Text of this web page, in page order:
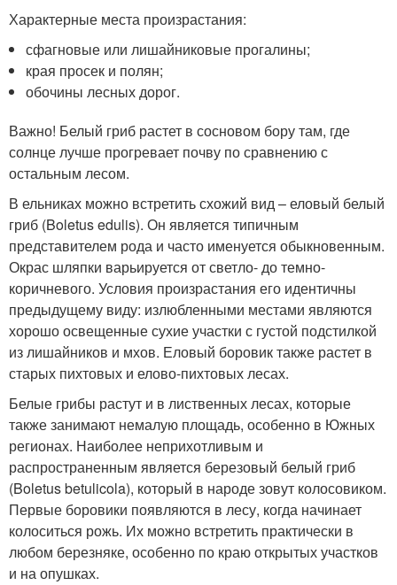
Характерные места произрастания:
сфагновые или лишайниковые прогалины;
края просек и полян;
обочины лесных дорог.
Важно! Белый гриб растет в сосновом бору там, где
солнце лучше прогревает почву по сравнению с
остальным лесом.
В ельниках можно встретить схожий вид – еловый белый
гриб (Boletus edulis). Он является типичным
представителем рода и часто именуется обыкновенным.
Окрас шляпки варьируется от светло- до темно-
коричневого. Условия произрастания его идентичны
предыдущему виду: излюбленными местами являются
хорошо освещенные сухие участки с густой подстилкой
из лишайников и мхов. Еловый боровик также растет в
старых пихтовых и елово-пихтовых лесах.
Белые грибы растут и в лиственных лесах, которые
также занимают немалую площадь, особенно в Южных
регионах. Наиболее неприхотливым и
распространенным является березовый белый гриб
(Boletus betulicola), который в народе зовут колосовиком.
Первые боровики появляются в лесу, когда начинает
колоситься рожь. Их можно встретить практически в
любом березняке, особенно по краю открытых участков
и на опушках.